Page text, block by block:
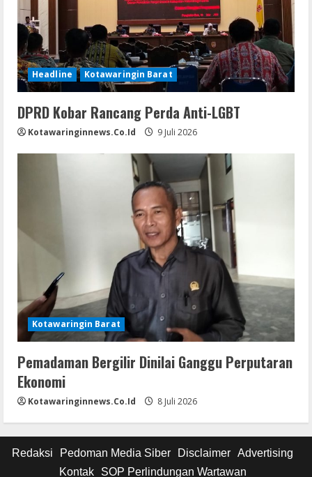
Headline Kotawaringin Barat
DPRD Kobar Rancang Perda Anti-LGBT
Kotawaringinnews.co.id 9 Juli 2026
Kotawaringin Barat
Pemadaman Bergilir Dinilai Ganggu Perputaran
Ekonomi
Kotawaringinnews.co.id 8 Juli 2026
Redaksi Pedoman Media Siber Disclaimer Advertising
Kontak
SOP Perlindungan Wartawan